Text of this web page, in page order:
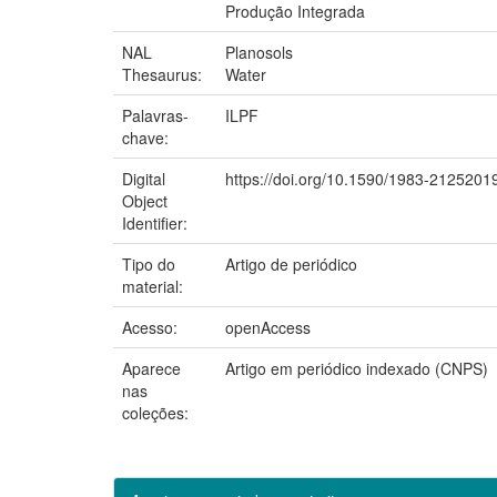
Produção Integrada
NAL
Thesaurus:
Planosols
Water
Palavras-
chave:
ILPF
Digital
Object
Identifier:
https://doi.org/10.1590/1983-
Tipo do
material:
Artigo de periódico
Acesso:
openAccess
Aparece
nas
coleções:
Artigo em periódico indexado (CNPS)